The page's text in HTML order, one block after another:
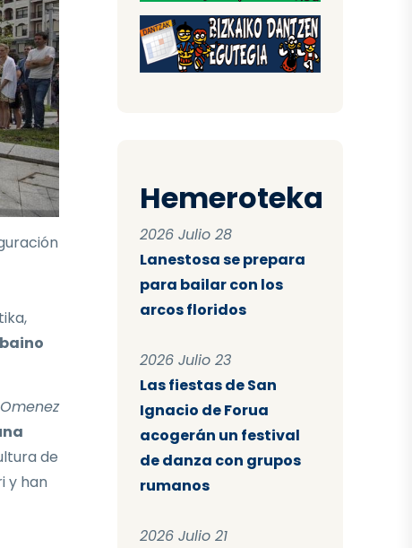
de
y han
Hemeroteka
2026 Julio 28
Lanestosa se prepara
para bailar con los
arcos floridos
2026 Julio 23
Las fiestas de San
Ignacio de Forua
acogerán un festival
de danza con grupos
rumanos
2026 Julio 21